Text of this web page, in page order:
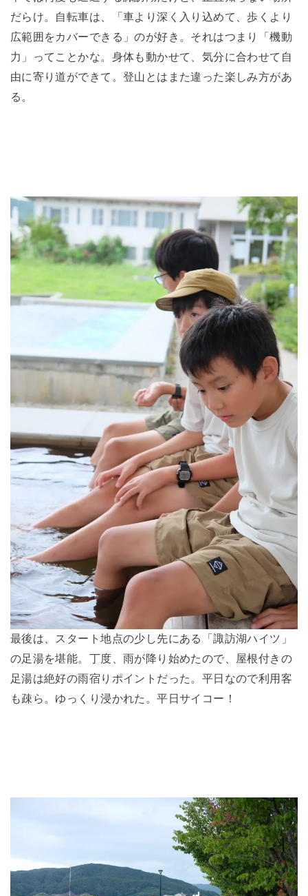
だらけ。自転車は、「車より深く入り込めて、歩くより
広範囲をカバーできる」のが好き。それはつまり「機動
力」ってことかな。身体も動かせて、気分に合わせて自
由に寄り道ができて。登山とはまた違った楽しみ方があ
る。
最後は、スタート地点の少し先にある「諏訪湖ハイツ」
の足湯を堪能。丁度、雨が降り始めたので、屋根付きの
足湯は絶好の雨宿りポイントだった。平日なので利用客
も疎ら。ゆっくり浸かれた。平日サイコー！